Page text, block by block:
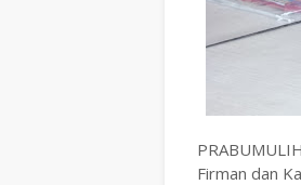
Firman dan